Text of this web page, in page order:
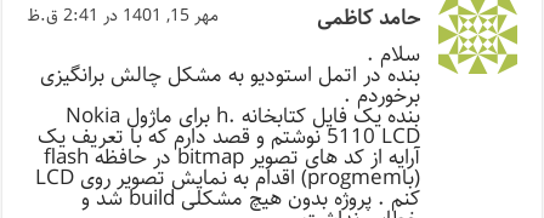
حامد کاظمی مهر 15, 1401 در 2:41 ق.ظ
سلام .
بنده در اتمل استودیو به مشکل چالش برانگیزی
برخوردم .
بنده یک فایل کتابخانه .h برای ماژول Nokia
5110 LCD نوشتم و قصد دارم که با تعریف یک
آرایه از کد های تصویر bitmap در حافظه flash
(باprogmem) اقدام به نمایش تصویر روی LCD
کنم . پروژه بدون هیچ مشکلی build شد و